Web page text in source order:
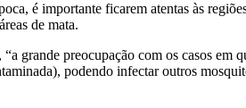
é importante ficarem atentas às
de mata.
grande preocupação com os casos
podendo infectar outros